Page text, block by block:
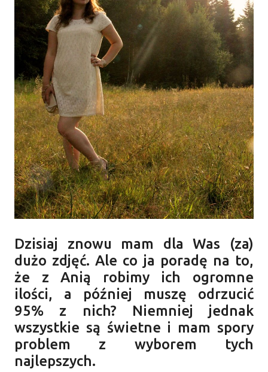
Dzisiaj znowu mam dla Was (za)
dużo zdjęć. Ale co ja poradę na to,
że z Anią robimy ich ogromne
ilości, a później muszę odrzucić
95% z nich? Niemniej jednak
wszystkie są świetne i mam spory
problem z wyborem tych
najlepszych.